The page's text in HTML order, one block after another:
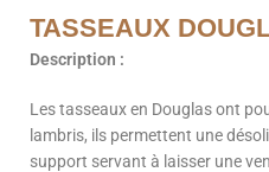
TASSEAUX
Description :
Les tasseaux en Douglas ont
lambris, ils permettent une
support servant à laisser une